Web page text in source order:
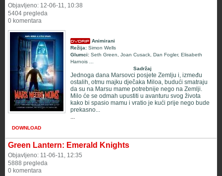
Objavljeno: 12-06-11, 10:38
5404 pregleda
0 komentara
Animirani
Režija: Simon Wells
Glumci: Seth Green, Joan Cusack, Dan Fogler, Elisabeth
Harnois
Sadržaj
Jednoga dana Marsovci posjete Zemlju i, između
ostalih, otmu majku dječaka Miloa, budući smatraju
da su na Marsu mame potrebnije nego na Zemlji.
Milo će se odmah upustiti u avanturu svog života
kako bi spasio mamu i vratio je kući prije nego bude
prekasno...
...
DOWNLOAD
Green Lantern: Emerald Knights
Objavljeno: 11-06-11, 12:35
5888 pregleda
0 komentara